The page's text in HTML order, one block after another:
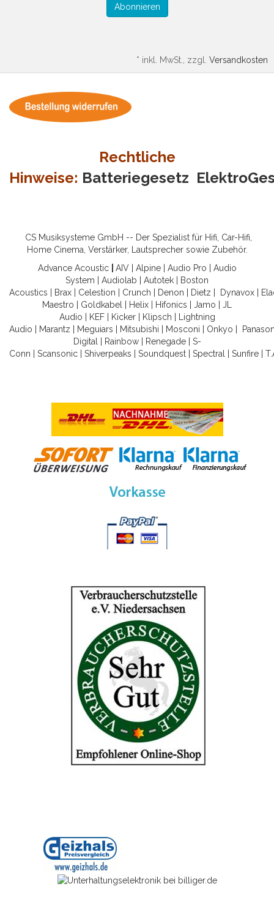
Abonnieren
* inkl. MwSt., zzgl. Versandkosten
Rechtliche
Hinweise: Batteriegesetz
CS Musiksysteme GmbH -- Der Spezialist für Hifi, Car-Hifi,
Home Cinema, Verstärker, Lautsprecher sowie Zubehör.
Advance Acoustic
AIV| Alpine| Audio Pro
Audio
System
Audiolab Autotek
Boston
Acoustics
Brax Celestion Crunch Denon Dietz Dynavox
Maestro
Goldkabel Helix Hifonics Jamo
JL
Audio
KEF| Kicker| Klipsch
Lightning
Audio
Marantz Meguiars Mitsubishi Mosconi Onkyo
Digital
Rainbow| Renegade| S-
Conn
Scansonic Shiverpeaks Soundquest Spectral Sunfire